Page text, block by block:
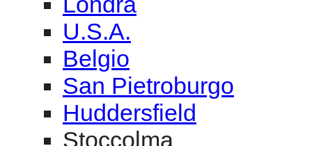
U.S.A.
Belgio
San Pietroburgo
Huddersfield
Stoccolma